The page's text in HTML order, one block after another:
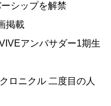
シップを解禁
掲載
アンバサダー1期生
ロニクル 二度目の人